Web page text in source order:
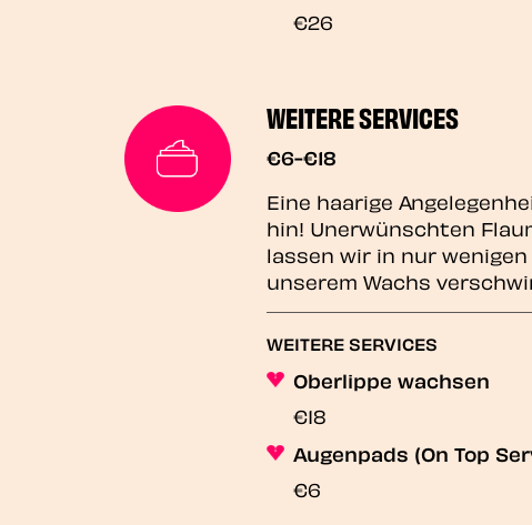
€26
WEITERE SERVICES
€6-€18
Eine haarige
hin! Unerwünschten
lassen wir in nur
unserem Wachs
WEITERE SERVICES
Oberlippe wachsen
€18
Augenpads (On Top
€6